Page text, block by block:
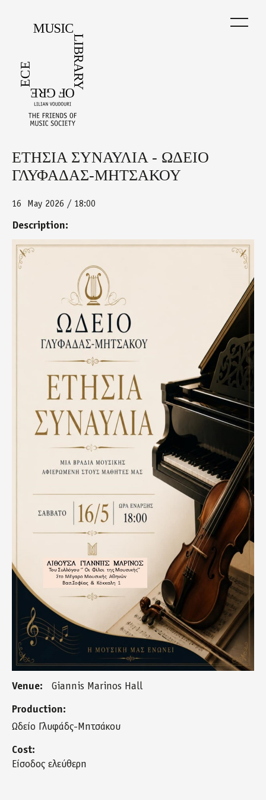
Back
to
top
ΕΤΗΣΙΑ ΣΥΝΑΥΛΙΑ - ΩΔΕΙΟ
ΓΛΥΦΑΔΑΣ-ΜΗΤΣΑΚΟΥ
16 May 2026 / 18:00
Description:
odeio_glyfadas_afisa_16.5.jpg
Venue: Giannis Marinos Hall
Production:
Ωδείο Γλυφάδς-Μητσάκου
Cost:
Είσοδος ελεύθερη